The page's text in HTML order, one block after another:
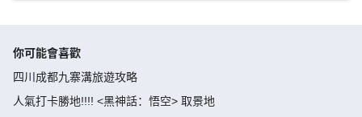
你可能會喜歡
四川成都九寨溝旅遊攻略
人氣打卡勝地!!!! <黑神話：悟空> 取景地